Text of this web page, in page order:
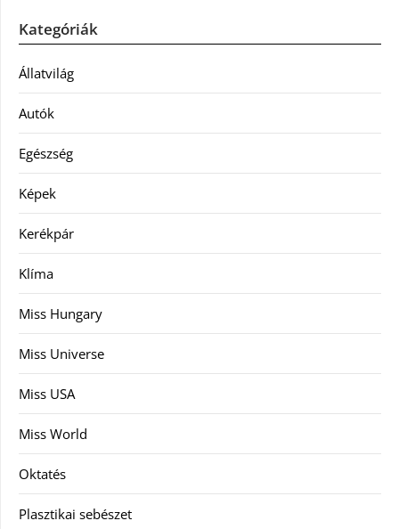
Kategóriák
Állatvilág
Autók
Egészség
Képek
Kerékpár
Klíma
Miss Hungary
Miss Universe
Miss USA
Miss World
Oktatés
Plasztikai sebészet